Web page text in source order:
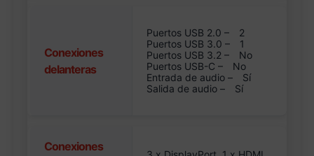
Conexiones
delanteras
Puertos USB 2.0 –
2
Puertos USB 3.0 –
1
Puertos USB 3.2 –
No
Puertos USB-C –
No
Entrada de audio –
Sí
Salida de audio –
Sí
Conexiones